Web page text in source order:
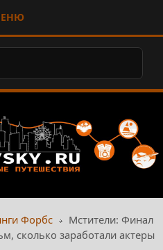
Форбс
Мстители: Финал
сколько заработали актеры